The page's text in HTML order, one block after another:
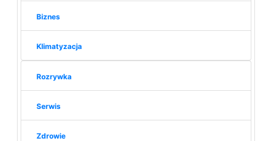
Biznes
Klimatyzacja
Rozrywka
Serwis
Zdrowie